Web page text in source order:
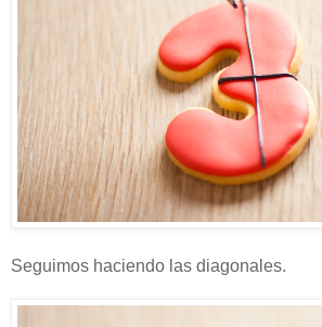
Seguimos haciendo las diagonales.